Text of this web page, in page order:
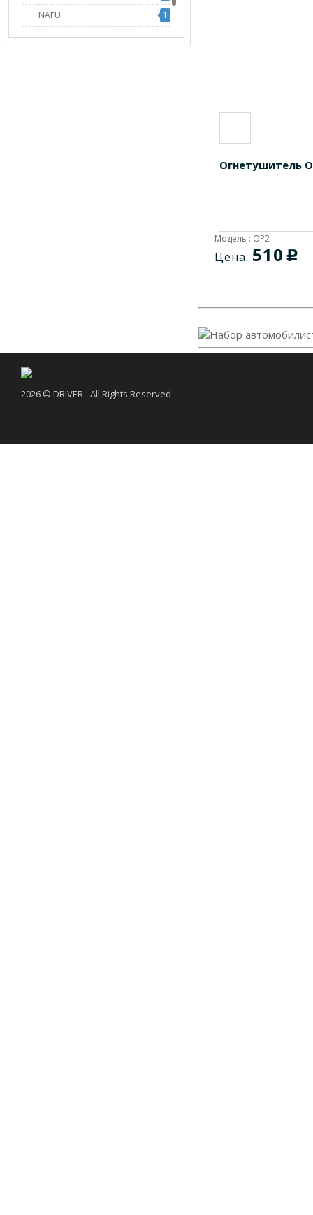
NAFU
1
OP2
1
Огнетушитель
Цена: 510 c
Модель : OP2
2026 © DRIVER - All Rights Reserved